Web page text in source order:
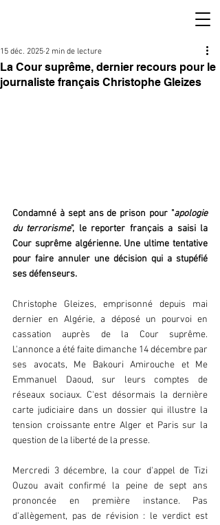
La Cour suprême, dernier recours pour le
journaliste français Christophe Gleizes
15 déc. 2025 2 min de lecture
Condamné à sept ans de prison pour "apologie
du terrorisme", le reporter français a saisi la
Cour suprême algérienne. Une ultime tentative
pour faire annuler une décision qui a stupéfié
ses défenseurs.
Christophe Gleizes, emprisonné depuis mai
dernier en Algérie, a déposé un pourvoi en
cassation auprès de la Cour suprême.
L'annonce a été faite dimanche 14 décembre par
ses avocats, Me Bakouri Amirouche et Me
Emmanuel Daoud, sur leurs comptes de
réseaux sociaux. C'est désormais la dernière
carte judiciaire dans un dossier qui illustre la
tension croissante entre Alger et Paris sur la
question de la liberté de la presse.
Mercredi 3 décembre, la cour d'appel de Tizi
Ouzou avait confirmé la peine de sept ans
prononcée en première instance. Pas
d'allègement, pas de révision : le verdict est